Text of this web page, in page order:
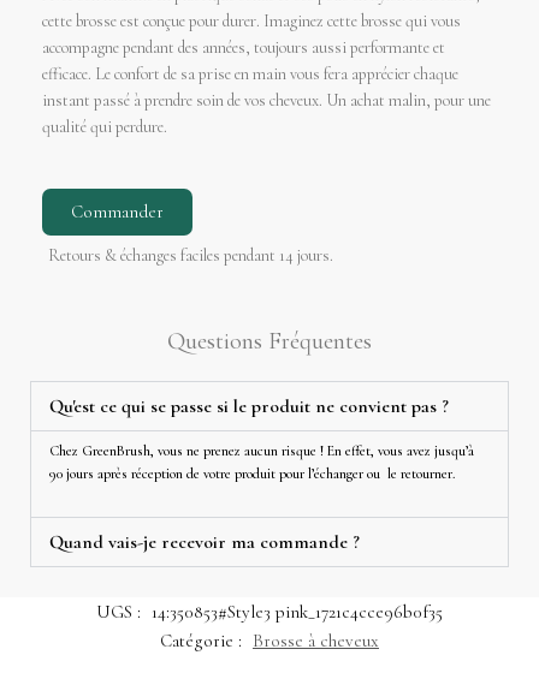
cette brosse est conçue pour durer. Imaginez cette brosse qui vous
accompagne pendant des années, toujours aussi performante et
efficace. Le confort de sa prise en main vous fera apprécier chaque
instant passé à prendre soin de vos cheveux. Un achat malin, pour une
qualité qui perdure.
Commander
Retours & échanges faciles pendant 14 jours.
Questions Fréquentes
Qu'est ce qui se passe si le produit ne convient pas ?
Chez GreenBrush, vous ne prenez aucun risque ! En effet, vous avez jusqu’à
90 jours après réception de votre produit pour l’échanger ou le retourner.
Quand vais-je recevoir ma commande ?
UGS :
14:350853#Style3 pink_1721c4cce96b0f35
Catégorie :
Brosse à cheveux